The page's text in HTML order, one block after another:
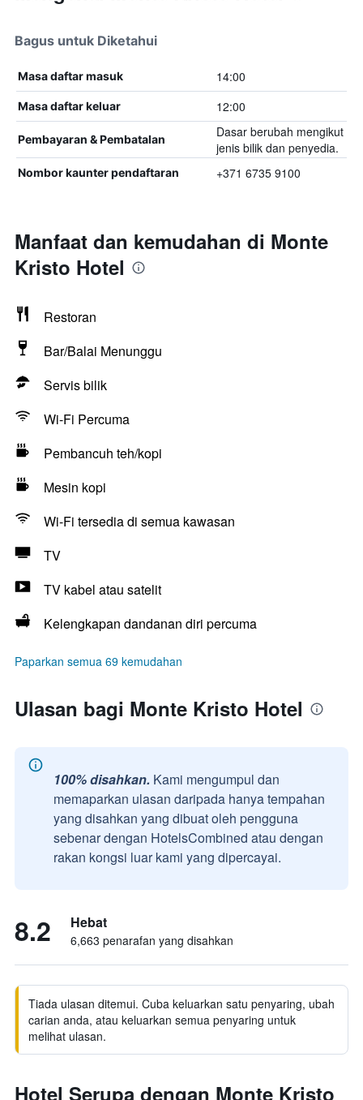
Bagus untuk Diketahui
Masa daftar masuk 14:00
Masa daftar keluar 12:00
Pembayaran & Pembatalan
Dasar berubah mengikut
jenis bilik dan penyedia.
Nombor kaunter pendaftaran +371 6735 9100
Manfaat dan kemudahan di Monte
Kristo Hotel
Restoran
Bar/Balai Menunggu
Servis bilik
Wi-Fi Percuma
Pembancuh teh/kopi
Mesin kopi
Wi-Fi tersedia di semua kawasan
TV
TV kabel atau satelit
Kelengkapan dandanan diri percuma
Paparkan semua 69 kemudahan
Ulasan bagi Monte Kristo Hotel
100% disahkan. Kami mengumpul dan
memaparkan ulasan daripada hanya tempahan
yang disahkan yang dibuat oleh pengguna
sebenar dengan HotelsCombined atau dengan
rakan kongsi luar kami yang dipercayai.
8.2 Hebat
6,663 penarafan yang disahkan
Tiada ulasan ditemui. Cuba keluarkan satu penyaring, ubah
carian anda, atau keluarkan semua penyaring untuk
melihat ulasan.
Hotel Serupa dengan Monte Kristo